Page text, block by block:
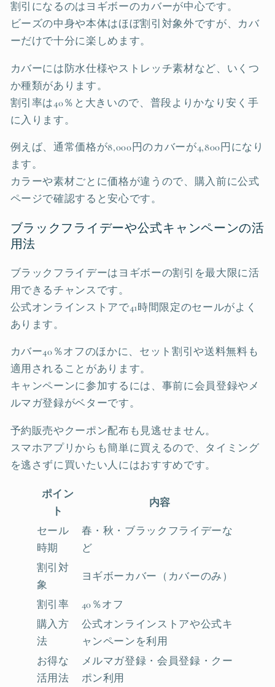
割引になるのはヨギボーのカバーが中心です。
ビーズの中身や本体はほぼ割引対象外ですが、カバ
ーだけで十分に楽しめます。
カバーには防水仕様やストレッチ素材など、いくつ
か種類があります。
割引率は40％と大きいので、普段よりかなり安く手
に入ります。
例えば、通常価格が8,000円のカバーが4,800円になり
ます。
カラーや素材ごとに価格が違うので、購入前に公式
ページで確認すると安心です。
ブラックフライデーや公式キャンペーンの活
用法
ブラックフライデーはヨギボーの割引を最大限に活
用できるチャンスです。
公式オンラインストアで41時間限定のセールがよく
あります。
カバー40％オフのほかに、セット割引や送料無料も
適用されることがあります。
キャンペーンに参加するには、事前に会員登録やメ
ルマガ登録がベターです。
予約販売やクーポン配布も見逃せません。
スマホアプリからも簡単に買えるので、タイミング
を逃さずに買いたい人にはおすすめです。
ポイン
ト
内容
セール
時期
春・秋・ブラックフライデーな
ど
割引対
象
ヨギボーカバー（カバーのみ）
割引率
40％オフ
購入方
法
公式オンラインストアや公式キ
ャンペーンを利用
お得な
活用法
メルマガ登録・会員登録・クー
ポン利用